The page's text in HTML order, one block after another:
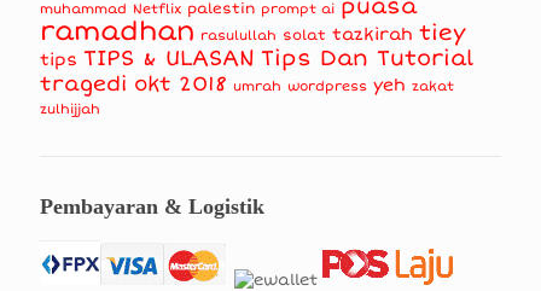
muhammad Netflix palestin prompt ai puasa
ramadhan rasulullah solat tazkirah tiey
tips TIPS & ULASAN Tips Dan Tutorial
tragedi okt 2018 umrah wordpress yeh zakat
zulhijjah
Pembayaran & Logistik